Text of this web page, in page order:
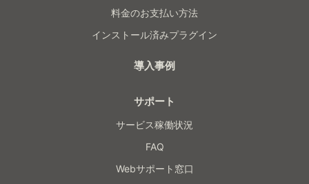
料金のお支払い方法
インストール済みプラグイン
導入事例
サポート
サービス稼働状況
FAQ
Webサポート窓口